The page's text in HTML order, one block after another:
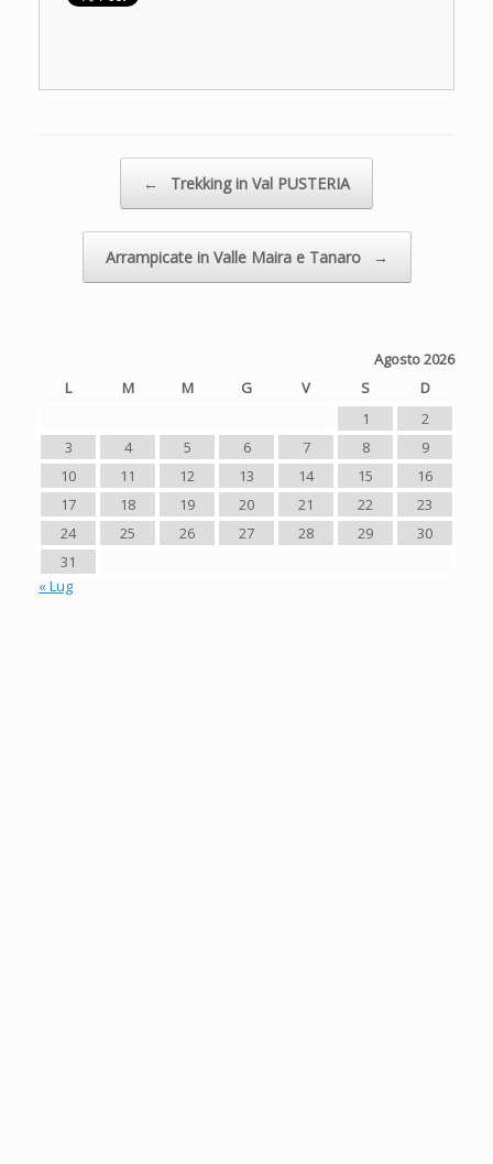
← Trekking in Val PUSTERIA
Arrampicate in Valle Maira e Tanaro →
Agosto 2026
L
M M G V S
D
1
2
3
4 5 6 7 8
9
10
11 12 13 14 15
16
17
18 19 20 21 22
23
24
25 26 27 28 29
30
31
« Lug